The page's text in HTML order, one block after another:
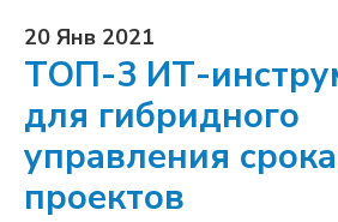
20 Янв 2021
ТОП-3 ИТ-
для гибридного
управления
проектов